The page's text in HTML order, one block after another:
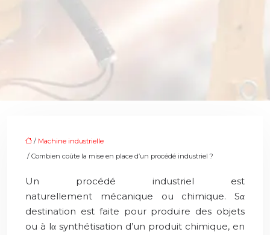
/ Machine industrielle
/ Combien coûte la mise en place d’un procédé industriel ?
Un procédé industriel est
naturellement mécanique ou chimique. Sα
destination est faite pour produire des objets
ou à lα synthétisation d’un produit chimique, en